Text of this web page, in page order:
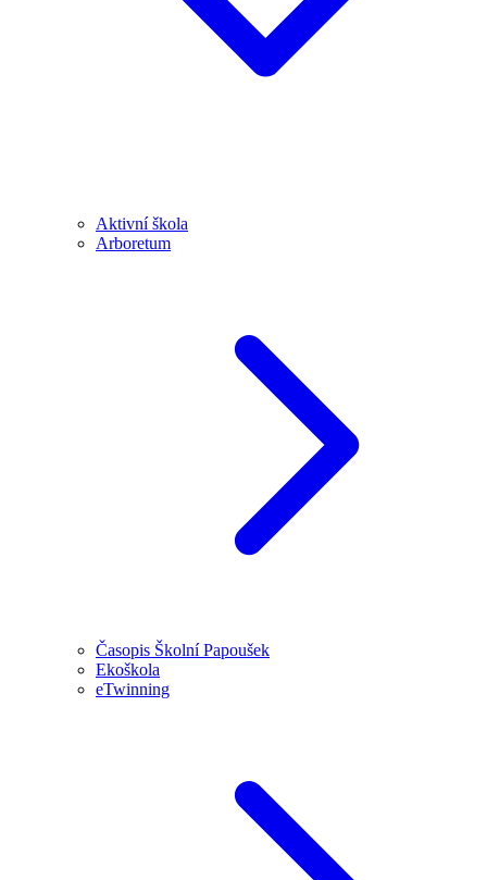
Aktivní škola
Arboretum
Časopis Školní Papoušek
Ekoškola
eTwinning